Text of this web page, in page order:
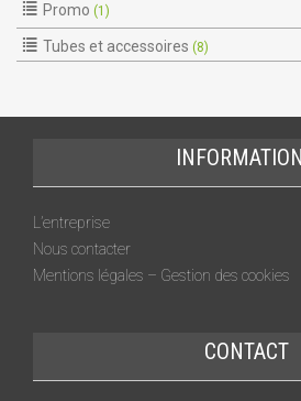
Promo (1)
Tubes et accessoires (8)
L’entreprise
Nous contacter
Mentions légales – Gestion des cookies
CONTACT